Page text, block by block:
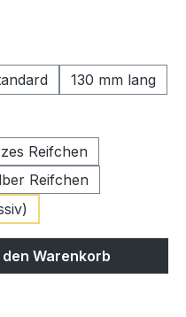
130 mm lang
Reifchen
Reifchen
den
den Warenkorb